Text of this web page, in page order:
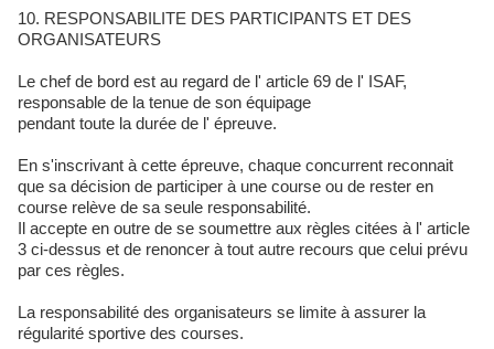
10. RESPONSABILITE DES PARTICIPANTS ET DES
ORGANISATEURS
Le chef de bord est au regard de l' article 69 de l' ISAF,
responsable de la tenue de son équipage
pendant toute la durée de l' épreuve.
En s'inscrivant à cette épreuve, chaque concurrent reconnait
que sa décision de participer à une course ou de rester en
course relève de sa seule responsabilité.
Il accepte en outre de se soumettre aux règles citées à l' article
3 ci-dessus et de renoncer à tout autre recours que celui prévu
par ces règles.
La responsabilité des organisateurs se limite à assurer la
régularité sportive des courses.